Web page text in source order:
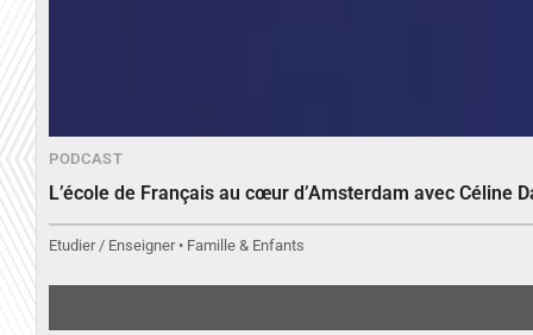
PODCAST
L’école de Français au cœur d’Amsterdam avec Céline
Etudier / Enseigner • Famille & Enfants